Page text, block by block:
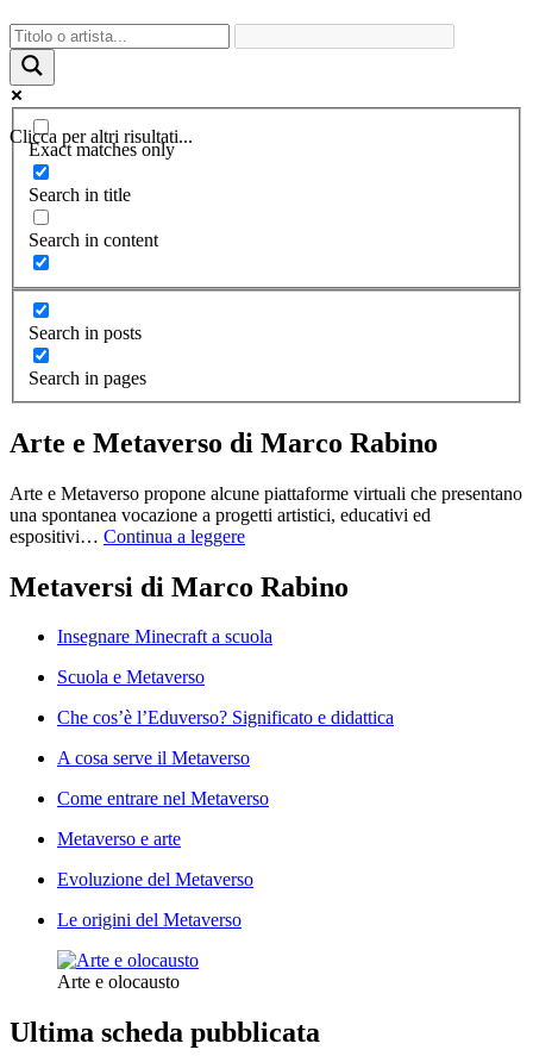
Clicca per altri risultati...
Exact matches only
Search in title
Search in content
Search in posts
Search in pages
Arte e Metaverso di Marco Rabino
Arte e Metaverso propone alcune piattaforme virtuali che presentano
una spontanea vocazione a progetti artistici, educativi ed
espositivi… Continua a leggere
Metaversi di Marco Rabino
Insegnare Minecraft a scuola
Scuola e Metaverso
Che cos’è l’Eduverso? Significato e didattica
A cosa serve il Metaverso
Come entrare nel Metaverso
Metaverso e arte
Evoluzione del Metaverso
Le origini del Metaverso
Arte e olocausto
Ultima scheda pubblicata